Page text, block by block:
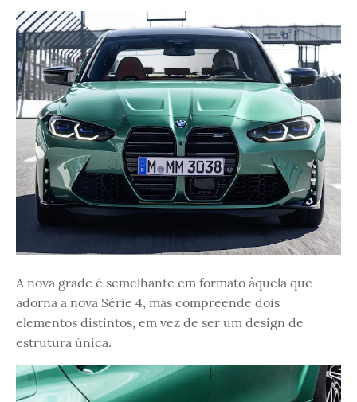
A nova grade é semelhante em formato àquela que
adorna a nova Série 4, mas compreende dois
elementos distintos, em vez de ser um design de
estrutura única.